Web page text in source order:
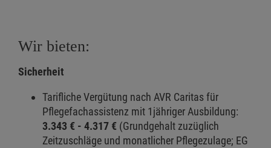
Wir bieten:
Sicherheit
Tarifliche Vergütung nach AVR Caritas für
Pflegefachassistenz mit 1jähriger Ausbildung:
3.343 € - 4.317 € (Grundgehalt zuzüglich
Zeitzuschläge und monatlicher Pflegezulage; EG